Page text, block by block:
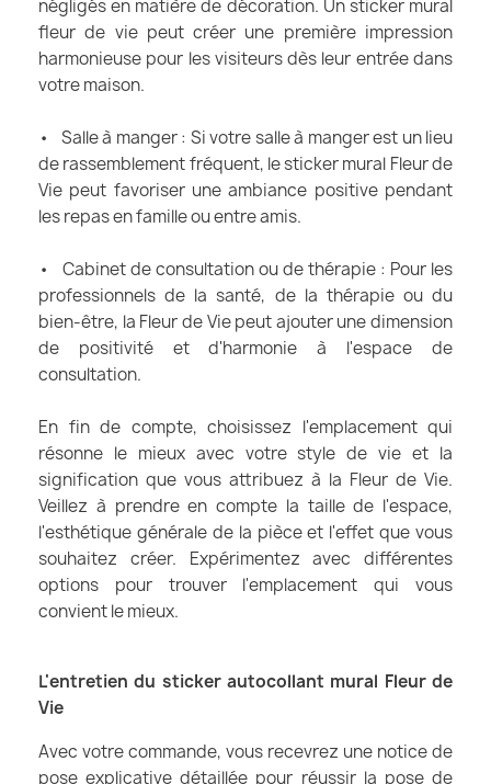
négligés en matière de décoration. Un sticker mural
fleur de vie peut créer une première impression
harmonieuse pour les visiteurs dès leur entrée dans
votre maison.
• Salle à manger : Si votre salle à manger est un lieu
de rassemblement fréquent, le sticker mural Fleur de
Vie peut favoriser une ambiance positive pendant
les repas en famille ou entre amis.
• Cabinet de consultation ou de thérapie : Pour les
professionnels de la santé, de la thérapie ou du
bien-être, la Fleur de Vie peut ajouter une dimension
de positivité et d'harmonie à l'espace de
consultation.
En fin de compte, choisissez l'emplacement qui
résonne le mieux avec votre style de vie et la
signification que vous attribuez à la Fleur de Vie.
Veillez à prendre en compte la taille de l'espace,
l'esthétique générale de la pièce et l'effet que vous
souhaitez créer. Expérimentez avec différentes
options pour trouver l'emplacement qui vous
convient le mieux.
L'entretien du sticker autocollant mural Fleur de
Vie
Avec votre commande, vous recevrez une notice de
pose explicative détaillée pour réussir la pose de